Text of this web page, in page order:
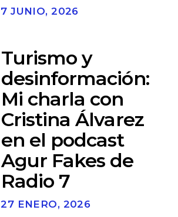
7 JUNIO, 2026
Turismo y
desinformación:
Mi charla con
Cristina Álvarez
en el podcast
Agur Fakes de
Radio 7
27 ENERO, 2026